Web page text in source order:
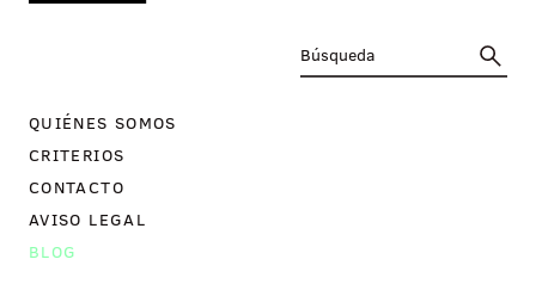
QUIÉNES SOMOS
CRITERIOS
CONTACTO
AVISO LEGAL
BLOG